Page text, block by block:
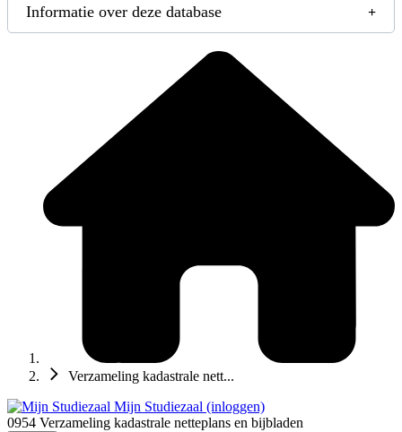
Informatie over deze database
Verzameling kadastrale nett...
Mijn Studiezaal (inloggen)
0954 Verzameling kadastrale netteplans en bijbladen